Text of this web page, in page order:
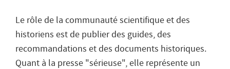
Le rôle de la communauté scientifique et des
historiens est de publier des guides, des
recommandations et des documents historiques.
Quant à la presse "sérieuse", elle représente un